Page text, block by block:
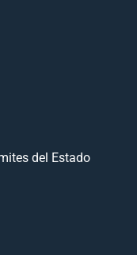
del Estado